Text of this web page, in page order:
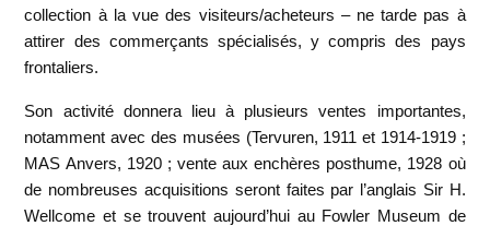
collection à la vue des visiteurs/acheteurs – ne tarde pas à
attirer des commerçants spécialisés, y compris des pays
frontaliers.
Son activité donnera lieu à plusieurs ventes importantes,
notamment avec des musées (Tervuren, 1911 et 1914-1919 ;
MAS Anvers, 1920 ; vente aux enchères posthume, 1928 où
de nombreuses acquisitions seront faites par l’anglais Sir H.
Wellcome et se trouvent aujourd’hui au Fowler Museum de